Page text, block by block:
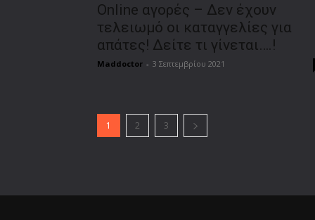
Online αγορές – Δεν έχουν
τελειωμό οι καταγγελίες για
απάτες! Δείτε τι γίνεται….!
Maddoctor - 3 Σεπτεμβρίου 2021
1 2 3